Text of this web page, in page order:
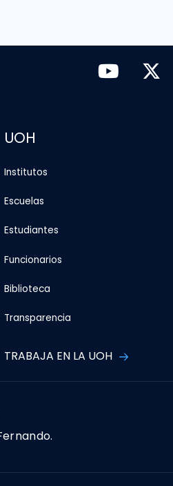
UOH
Institutos
Escuelas
Estudiantes
Funcionarios
Biblioteca
Transparencia
TRABAJA EN LA UOH